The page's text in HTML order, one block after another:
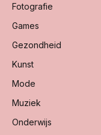
Fotografie
Games
Gezondheid
Kunst
Mode
Muziek
Onderwijs